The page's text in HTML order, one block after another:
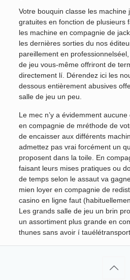
Votre bouquin classe les machine
gratuites en fonction de plusieurs
les machine en compagnie de
les dernières sorties du nos
pareillement en
de jeu vous-même offriront de
directement lí. Dérendez ici les
dessous entièrement abusives
salle de jeu un peu.
Le mec n’y a évidemment
en compagnie de mréthode de
de encaisser aux différents
admettez pas vrai forcément un
proposent dans la toile. En
faisant leurs mises pratiques ou
de temps selon le assaut va
mien loyer en compagnie de
casino en ligne faut
Les grands salle de jeu un brin
un assortiment plus grande en
thunes sans avoir í